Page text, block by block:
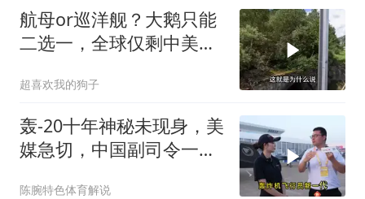
航母or巡洋舰？大鹅只能
二选一，全球仅剩中美能
超喜欢我的狗子
轰-20十年神秘未现身，美
媒急切，中国副司令一句
陈腕特色体育解说